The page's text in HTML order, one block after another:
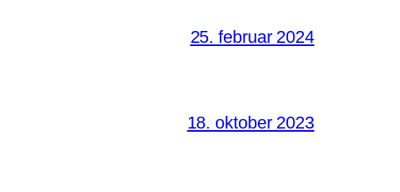
25. februar 2024
18. oktober 2023